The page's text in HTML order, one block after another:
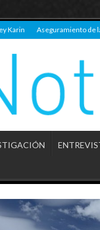
Karin Aseguramiento de